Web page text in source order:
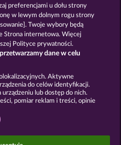
Polityka prywatności
FAQ Facebook
o wypłatę
przeznaczenie czysto
preferencjami u dołu strony
w lewym dolnym rogu strony
Twoje wybory będą
Strona internetowa. Więcej
Polityce prywatności.
dane w celu
Aktywne
do celów identyfikacji.
lub dostęp do nich.
pomiar reklam i treści, opinie